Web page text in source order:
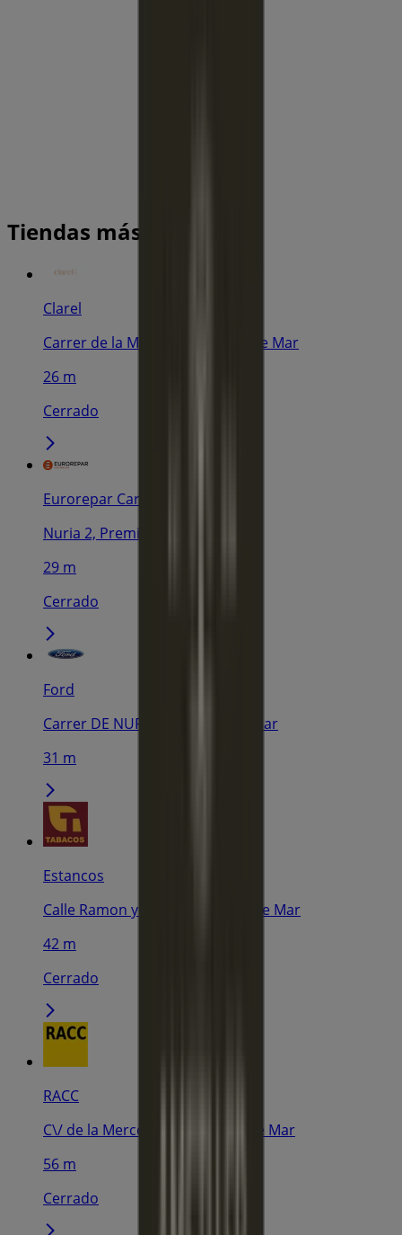
Tiendas más cercanas
Clarel
Carrer de la Mercè, 19, Premià de Mar
26 m
Cerrado
Eurorepar Car Service
Nuria 2, Premià de Mar
29 m
Cerrado
Ford
Carrer DE NURIA, 2, Premià de Mar
31 m
Estancos
Calle Ramon y Cajal 21, Premià de Mar
42 m
Cerrado
RACC
C\/ de la Mercè, 12-16, Premià de Mar
56 m
Cerrado